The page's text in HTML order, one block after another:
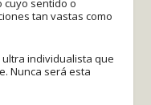
cuyo sentido o
tan vastas como
individualista que
Nunca será esta